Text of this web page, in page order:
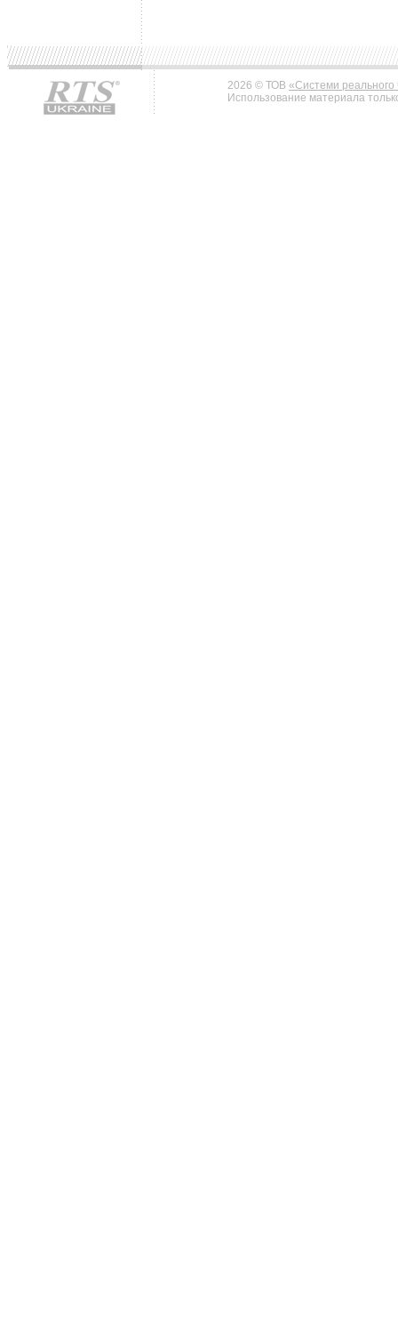
2026 © ТОВ «Системи реального
Использование материала